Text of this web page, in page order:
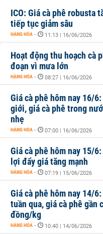
ICO: Giá cà phê robusta
tiếp tục giảm sâu
HÀNG HÓA - 11:13 | 16/06/2026
Hoạt động thu hoạch cà
đoạn vì mưa lớn
HÀNG HÓA - 08:27 | 16/06/2026
Giá cà phê hôm nay 16/
giới, giá cà phê trong
nhẹ
HÀNG HÓA - 07:00 | 16/06/2026
Giá cà phê hôm nay 15/
lợi đẩy giá tăng mạnh
HÀNG HÓA - 07:19 | 15/06/2026
Giá cà phê hôm nay 14/
tuần qua, giá cà phê gần
đồng/kg
HÀNG HÓA - 10:40 | 14/06/2026